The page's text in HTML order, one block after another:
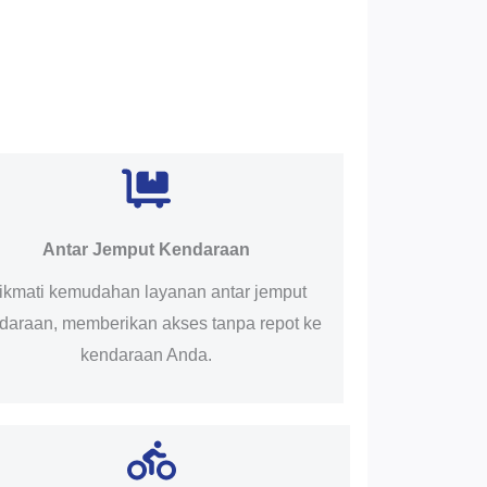
Antar Jemput Kendaraan
kemudahan layanan antar jemput
memberikan akses tanpa repot ke
kendaraan Anda.